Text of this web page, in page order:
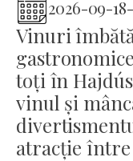
2026-09-18-
Vinuri
toți în
vinul și
atracție între